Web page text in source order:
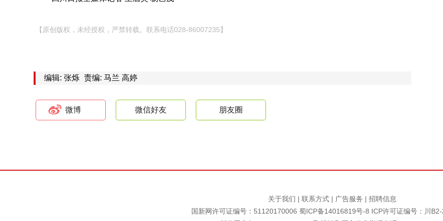
【原创版权，未经授权，严禁转载。联系电话028-86007235】
编辑: 张烁 责编: 马兰 高婷
微博 微信好友 朋友圈
关于我们 | 联系方式 | 广告服务 | 招聘信息
国新网许可证编号：51120170006 蜀ICP备14016819号-8 ICP许可证编号：川